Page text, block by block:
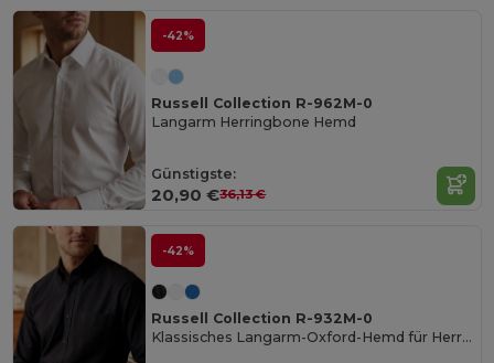
-42%
Russell Collection R-962M-0
Langarm Herringbone Hemd
Günstigste:
20,90 €36,13 €
-42%
Russell Collection R-932M-0
Klassisches Langarm-Oxford-Hemd für Herren